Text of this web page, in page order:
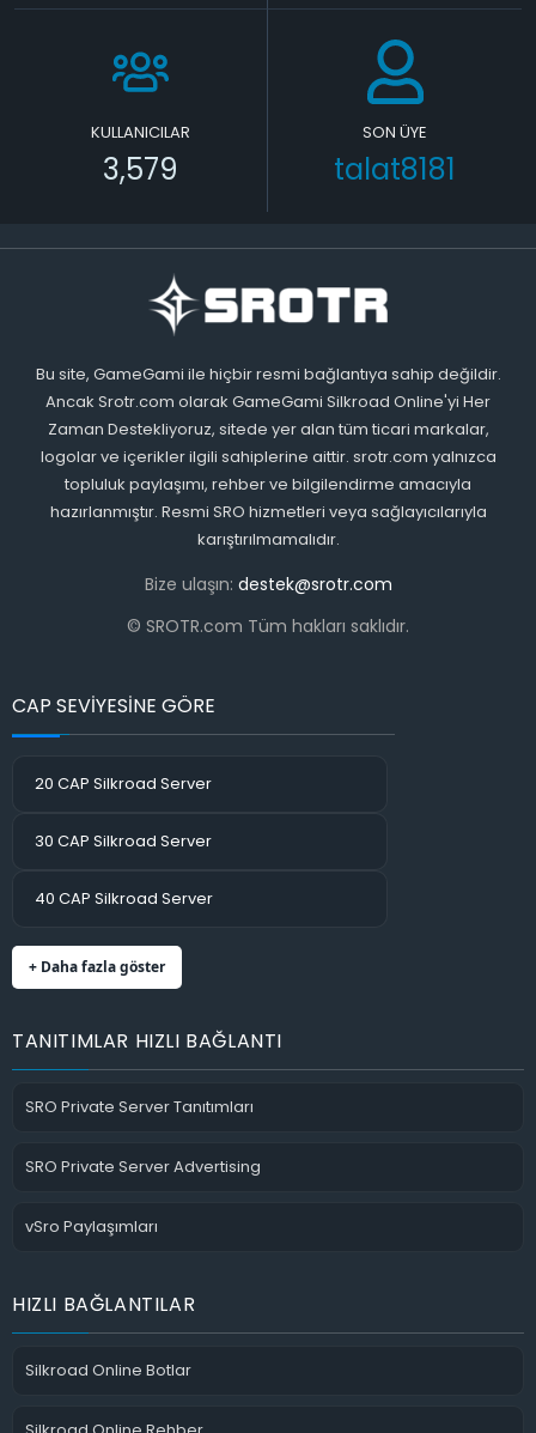
KULLANICILAR
3,579
SON ÜYE
talat8181
Bu site, GameGami ile hiçbir resmi bağlantıya sahip değildir.
Ancak Srotr.com olarak GameGami Silkroad Online'yi Her
Zaman Destekliyoruz, sitede yer alan tüm ticari markalar,
logolar ve içerikler ilgili sahiplerine aittir. srotr.com yalnızca
topluluk paylaşımı, rehber ve bilgilendirme amacıyla
hazırlanmıştır. Resmi SRO hizmetleri veya sağlayıcılarıyla
karıştırılmamalıdır.
Bize ulaşın: destek@srotr.com
© SROTR.com Tüm hakları saklıdır.
CAP SEVİYESİNE GÖRE
20 CAP Silkroad Server
30 CAP Silkroad Server
40 CAP Silkroad Server
+ Daha fazla göster
TANITIMLAR HIZLI BAĞLANTI
SRO Private Server Tanıtımları
SRO Private Server Advertising
vSro Paylaşımları
HIZLI BAĞLANTILAR
Silkroad Online Botlar